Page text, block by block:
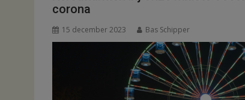
corona
15 december 2023 Bas Schipper